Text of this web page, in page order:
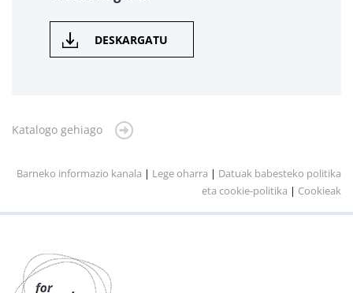
DESKARGATU
Katalogo gehiago
Barneko informazio kanala | Lege oharra | Datuak babesteko politika
eta cookie-politika | Cookieak